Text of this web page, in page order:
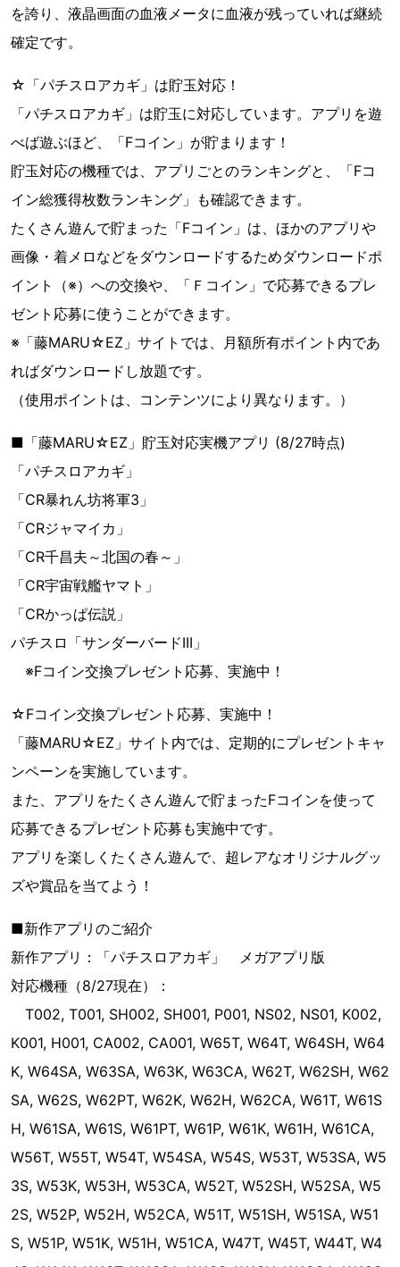
を誇り、液晶画面の血液メータに血液が残っていれば継続
確定です。
☆「パチスロアカギ」は貯玉対応！
「パチスロアカギ」は貯玉に対応しています。アプリを遊
べば遊ぶほど、「Fコイン」が貯まります！
貯玉対応の機種では、アプリごとのランキングと、「Fコ
イン総獲得枚数ランキング」も確認できます。
たくさん遊んで貯まった「Fコイン」は、ほかのアプリや
画像・着メロなどをダウンロードするためダウンロードポ
イント（※）への交換や、「Ｆコイン」で応募できるプレ
ゼント応募に使うことができます。
※「藤MARU☆EZ」サイトでは、月額所有ポイント内であ
ればダウンロードし放題です。
（使用ポイントは、コンテンツにより異なります。）
■「藤MARU☆EZ」貯玉対応実機アプリ (8/27時点)
「パチスロアカギ」
「CR暴れん坊将軍3」
「CRジャマイカ」
「CR千昌夫～北国の春～」
「CR宇宙戦艦ヤマト」
「CRかっぱ伝説」
パチスロ「サンダーバードIII」
※Fコイン交換プレゼント応募、実施中！
☆Fコイン交換プレゼント応募、実施中！
「藤MARU☆EZ」サイト内では、定期的にプレゼントキャ
ンペーンを実施しています。
また、アプリをたくさん遊んで貯まったFコインを使って
応募できるプレゼント応募も実施中です。
アプリを楽しくたくさん遊んで、超レアなオリジナルグッ
ズや賞品を当てよう！
■新作アプリのご紹介
新作アプリ：「パチスロアカギ」 メガアプリ版
対応機種（8/27現在）：
T002, T001, SH002, SH001, P001, NS02, NS01, K002,
K001, H001, CA002, CA001, W65T, W64T, W64SH, W64
K, W64SA, W63SA, W63K, W63CA, W62T, W62SH, W62
SA, W62S, W62PT, W62K, W62H, W62CA, W61T, W61S
H, W61SA, W61S, W61PT, W61P, W61K, W61H, W61CA,
W56T, W55T, W54T, W54SA, W54S, W53T, W53SA, W5
3S, W53K, W53H, W53CA, W52T, W52SH, W52SA, W5
2S, W52P, W52H, W52CA, W51T, W51SH, W51SA, W51
S, W51P, W51K, W51H, W51CA, W47T, W45T, W44T, W4